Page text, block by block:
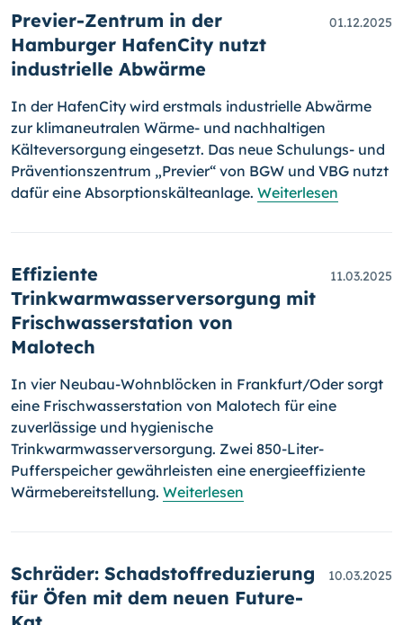
Previer-Zentrum in der
Hamburger HafenCity nutzt
industrielle Abwärme
01.12.2025
In der HafenCity wird erstmals industrielle Abwärme
zur klimaneutralen Wärme- und nachhaltigen
Kälteversorgung eingesetzt. Das neue Schulungs- und
Präventionszentrum „Previer“ von BGW und VBG nutzt
dafür eine Absorptionskälteanlage. Weiterlesen
Effiziente
Trinkwarmwasserversorgung mit
Frischwasserstation von
Malotech
11.03.2025
In vier Neubau-Wohnblöcken in Frankfurt/Oder sorgt
eine Frischwasserstation von Malotech für eine
zuverlässige und hygienische
Trinkwarmwasserversorgung. Zwei 850-Liter-
Pufferspeicher gewährleisten eine energieeffiziente
Wärmebereitstellung. Weiterlesen
Schräder: Schadstoffreduzierung
für Öfen mit dem neuen Future-
10.03.2025